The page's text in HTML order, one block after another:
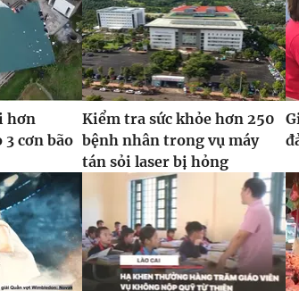
hơn
cơn bão
Kiểm tra sức khỏe hơn 250
bệnh nhân trong vụ máy
tán sỏi laser bị hỏng